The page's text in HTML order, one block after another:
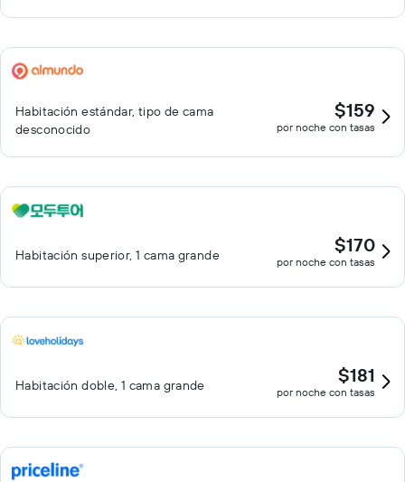
Habitación estándar, tipo de cama
desconocido
$159
por noche con tasas
Habitación superior, 1 cama grande $170
por noche con tasas
Habitación doble, 1 cama grande $181
por noche con tasas